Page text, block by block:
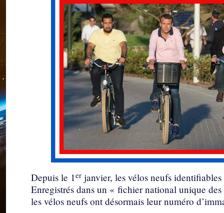
Depuis le 1 er janvier, les vélos neufs
Enregistrés dans un « fichier national unique
les vélos neufs ont désormais leur numéro